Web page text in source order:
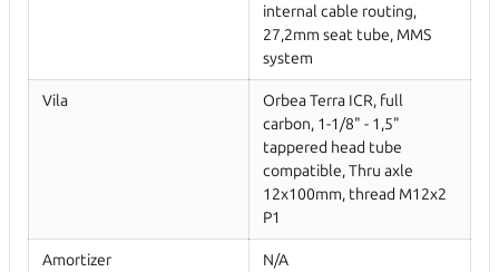
internal cable routing,
27,2mm seat tube, MMS
system
Vila
Orbea Terra ICR, full
carbon, 1-1/8" - 1,5"
tappered head tube
compatible, Thru axle
12x100mm, thread M12x2
P1
Amortizer N/A